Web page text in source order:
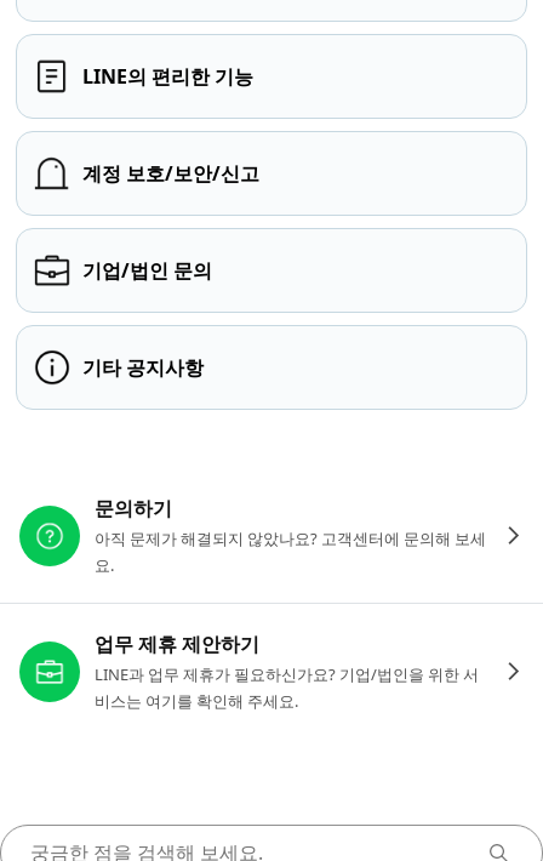
LINE의 편리한 기능
계정 보호/보안/신고
기업/법인 문의
기타 공지사항
문의하기
아직 문제가 해결되지 않았나요? 고객센터에 문의해 보세
요.
업무 제휴 제안하기
LINE과 업무 제휴가 필요하신가요? 기업/법인을 위한 서
비스는 여기를 확인해 주세요.